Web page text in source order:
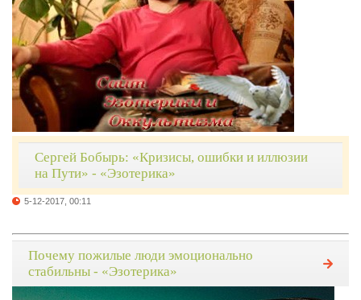
Сергей Бобырь: «Кризисы, ошибки и иллюзии
на Пути» - «Эзотерика»
5-12-2017, 00:11
Почему пожилые люди эмоционально
стабильны - «Эзотерика»